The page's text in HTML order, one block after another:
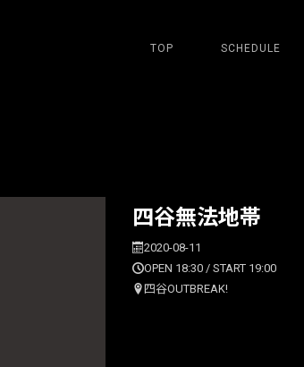
TOP SCHEDULE
四谷無法地帯
2020-08-11
OPEN 18:30 / START 19:00
四谷OUTBREAK!